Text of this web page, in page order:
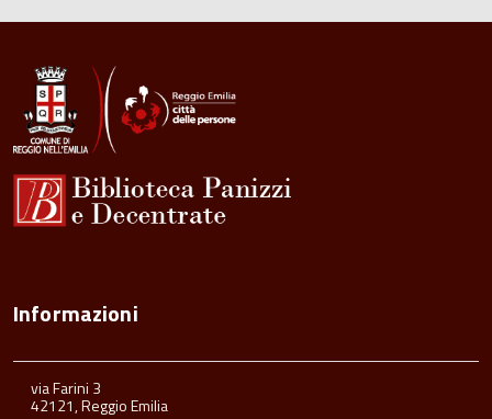
Informazioni
via Farini 3
42121, Reggio Emilia